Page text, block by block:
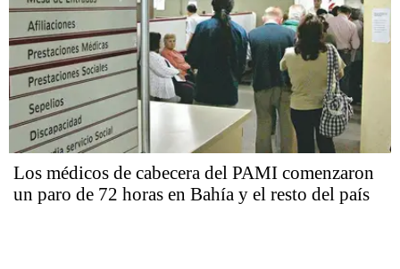
Los médicos de cabecera del PAMI comenzaron
un paro de 72 horas en Bahía y el resto del país